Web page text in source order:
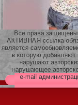
209 Белая кофта из
кружева
Все права
АКТИВНАЯ ссылка
является
в которую добавляют
нарушают
нарушающее
e-mail